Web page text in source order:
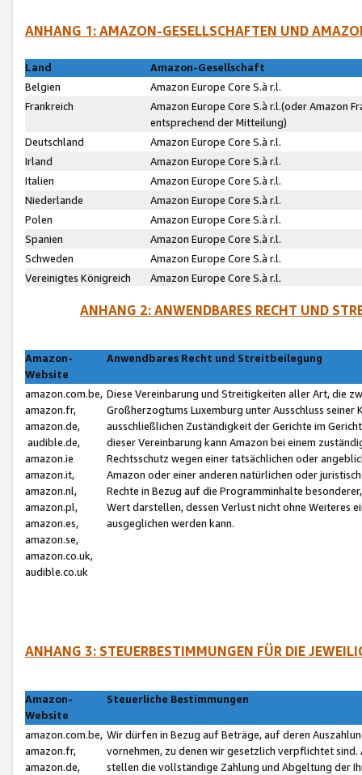
ANHANG 1: AMAZON-GESELLSCHAFTEN UND
Land
Amazon-Gesellschaft
Belgien
Amazon Europe Core S.à r.l.
Frankreich
Amazon Europe Core S.à r.l.(oder Amazon
entsprechend der Mitteilung)
Deutschland
Amazon Europe Core S.à r.l.
Irland
Amazon Europe Core S.à r.l.
Italien
Amazon Europe Core S.à r.l.
Niederlande
Amazon Europe Core S.à r.l.
Polen
Amazon Europe Core S.à r.l.
Spanien
Amazon Europe Core S.à r.l.
Schweden
Amazon Europe Core S.à r.l.
Vereinigtes Königreich
Amazon Europe Core S.à r.l.
ANHANG 2: ANWENDBARES RECHT UND
Amazon-
Website
Anwendbares Recht und Streitbeilegung
amazon.com.be,
amazon.fr,
amazon.de,
audible.de,
amazon.ie
amazon.it,
amazon.nl,
amazon.pl,
amazon.es,
amazon.se,
amazon.co.uk,
audible.co.uk
Diese Vereinbarung und Streitigkeiten aller Art, die
Großherzogtums Luxemburg unter Ausschluss
ausschließlichen Zuständigkeit der Gerichte im
dieser Vereinbarung kann Amazon bei einem
Rechtsschutz wegen einer tatsächlichen oder
Amazon oder einer anderen natürlichen oder
Rechte in Bezug auf die Programminhalte
Wert darstellen, dessen Verlust nicht ohne Weiteres
ausgeglichen werden kann.
ANHANG 3: STEUERBESTIMMUNGEN FÜR DIE
Amazon-
Website
Steuerliche Bestimmungen
amazon.com.be,
amazon.fr,
amazon.de,
Wir dürfen in Bezug auf Beträge, auf deren
vornehmen, zu denen wir gesetzlich verpflichtet
stellen die vollständige Zahlung und Abgeltung der